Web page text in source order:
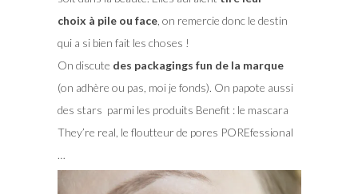
choix à pile ou face, on remercie donc le destin
qui a si bien fait les choses !
On discute des packagings fun de la marque
(on adhère ou pas, moi je fonds). On papote aussi
des stars parmi les produits Benefit : le mascara
They’re real, le floutteur de pores POREfessional
…